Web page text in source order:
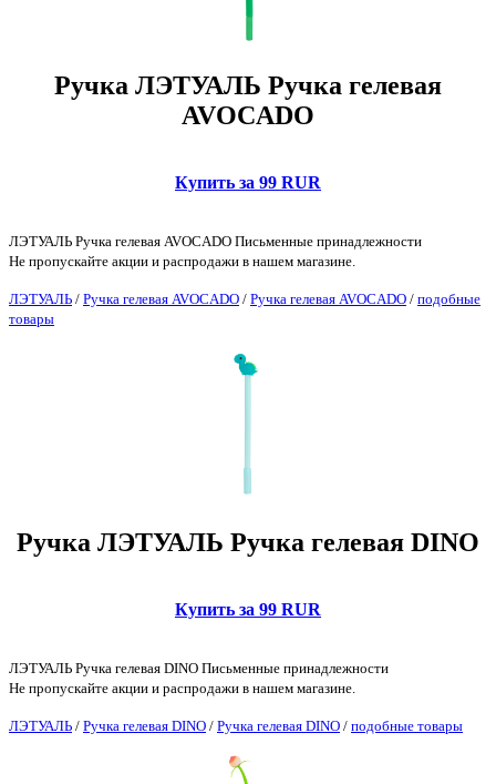
Ручка ЛЭТУАЛЬ Ручка гелевая
AVOCADO
Купить за 99 RUR
ЛЭТУАЛЬ Ручка гелевая AVOCADO Письменные принадлежности
Не пропускайте акции и распродажи в нашем магазине.
ЛЭТУАЛЬ / Ручка гелевая AVOCADO / Ручка гелевая AVOCADO / подобные
товары
Ручка ЛЭТУАЛЬ Ручка гелевая DINO
Купить за 99 RUR
ЛЭТУАЛЬ Ручка гелевая DINO Письменные принадлежности
Не пропускайте акции и распродажи в нашем магазине.
ЛЭТУАЛЬ / Ручка гелевая DINO / Ручка гелевая DINO / подобные товары